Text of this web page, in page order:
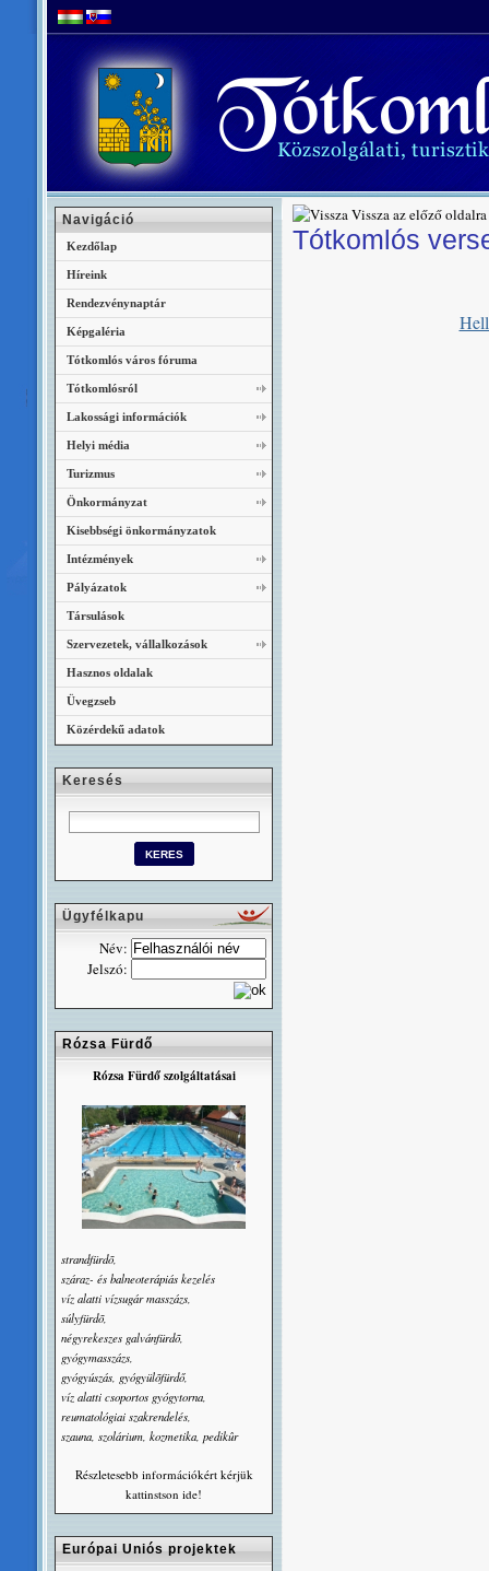
Vissza az előző oldalra
Tótkomlós
Navigáció
Kezdőlap
Híreink
Rendezvénynaptár
Képgaléria
Tótkomlós város fóruma
Tótkomlósról
Lakossági információk
Helyi média
Turizmus
Önkormányzat
Kisebbségi önkormányzatok
Intézmények
Pályázatok
Társulások
Szervezetek, vállalkozások
Hasznos oldalak
Üvegzseb
Közérdekű adatok
Keresés
Ügyfélkapu
Név:
Jelszó:
Rózsa Fürdő
Rózsa Fürdő szolgáltatásai
strandfürdõ,
száraz- és balneoterápiás kezelés
víz alatti vízsugár masszázs,
súlyfürdõ,
négyrekeszes galvánfürdõ,
gyógymasszázs,
gyógyúszás, gyógyülõfürdő,
víz alatti csoportos gyógytorna,
reumatológiai szakrendelés,
szauna, szolárium, kozmetika, pedikûr
Részletesebb információkért kérjük
kattinstson ide!
Európai Uniós projektek